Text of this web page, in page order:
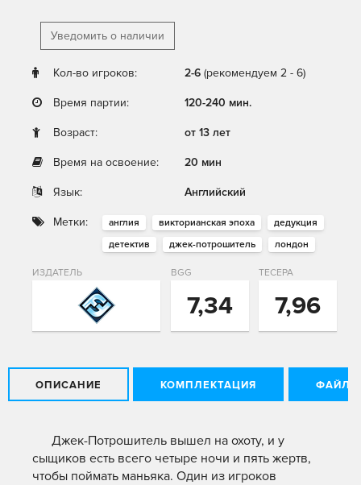
Уведомить о наличии
Кол-во игроков: 2-6 (рекомендуем 2 - 6)
Время партии: 120-240 мин.
Возраст: от 13 лет
Время на освоение: 20 мин
Язык: Английский
Метки: англия викторианская эпоха
дедукция
детектив
джек-потрошитель лондон
ИЗДАТЕЛЬ BGG
7,34
ТЕСЕРА
7,96
ОПИСАНИЕ КОМПЛЕКТАЦИЯ ФАЙЛЫ
Джек-Потрошитель вышел на охоту, и у
сыщиков есть всего четыре ночи и пять жертв,
чтобы поймать маньяка. Один из игроков